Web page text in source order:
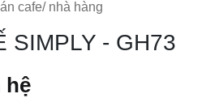
cafe/ nhà hàng
SIMPLY - GH73
hệ